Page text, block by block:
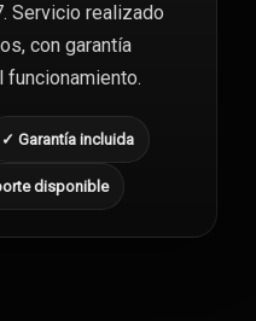
Servicio realizado
con garantía
funcionamiento.
✓ Garantía incluida
disponible